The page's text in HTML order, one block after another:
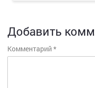
Добавить
Комментарий *